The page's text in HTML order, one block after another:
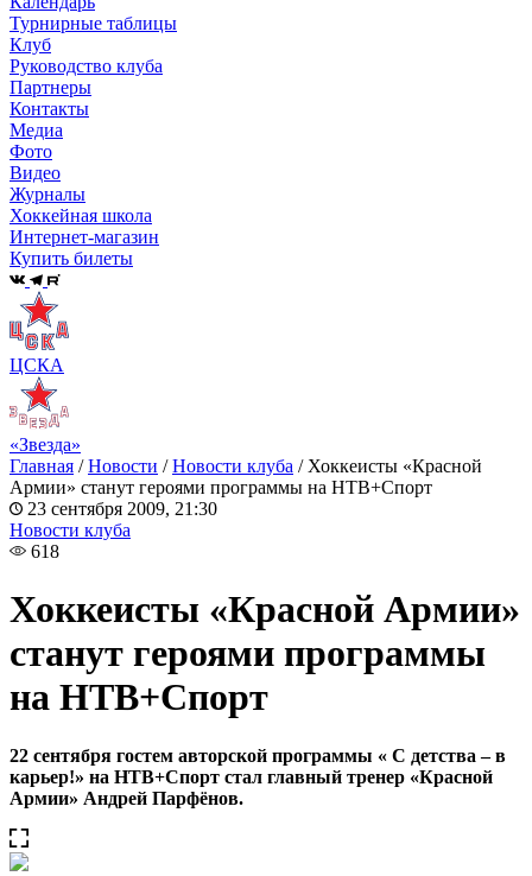
Турнирные таблицы
Клуб
Руководство клуба
Партнеры
Контакты
Медиа
Фото
Видео
Журналы
Хоккейная школа
Интернет-магазин
Купить билеты
ЦСКА
«Звезда»
Главная /Новости /Новости клуба / Хоккеисты «Красной
Армии» станут героями программы на НТВ+Спорт
23 сентября 2009, 21:30
Новости клуба
618
Хоккеисты «Красной Армии»
станут героями программы
на НТВ+Спорт
22 сентября гостем авторской программы « С детства – в
карьер!» на НТВ+Спорт стал главный тренер «Красной
Армии» Андрей Парфёнов.